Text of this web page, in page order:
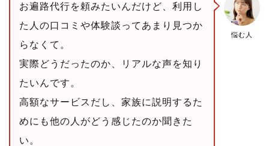
悩む人
お遍路代行を頼みたいんだけど、利用し
た人の口コミや体験談ってあまり見つか
らなくて。
実際どうだったのか、リアルな声を知り
たいんです。
高額なサービスだし、家族に説明するた
めにも他の人がどう感じたのか聞きた
い。